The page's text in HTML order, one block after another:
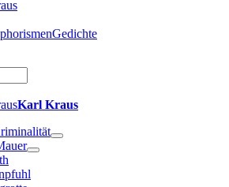
Gedichte
Karl Kraus